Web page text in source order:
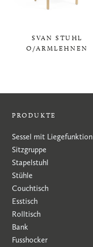
SVAN STUHL
O/ARMLEHNEN
PRODUKTE
Sessel mit Liegefunktion
Sitzgruppe
Stapelstuhl
Stühle
Couchtisch
Esstisch
Rolltisch
Bank
Fusshocker